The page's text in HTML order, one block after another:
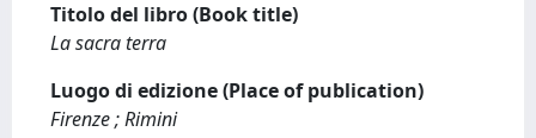
Titolo del libro (Book title)
La sacra terra
Luogo di edizione (Place of publication)
Firenze ; Rimini